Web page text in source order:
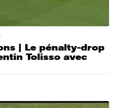
| Le pénalty-drop
Tolisso avec